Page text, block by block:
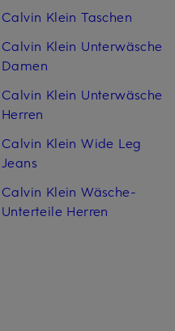
Calvin Klein Taschen
Calvin Klein Unterwäsche
Damen
Calvin Klein Unterwäsche
Herren
Calvin Klein Wide Leg
Jeans
Calvin Klein Wäsche-
Unterteile Herren